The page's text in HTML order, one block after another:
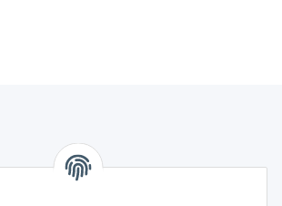
Felder sind Pflichtfelder.